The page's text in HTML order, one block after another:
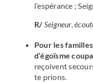
l’espérance ;
R/ Seigneur,
Pour les
d’égoïsme
reçoivent
te prions.